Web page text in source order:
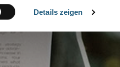
Details zeigen